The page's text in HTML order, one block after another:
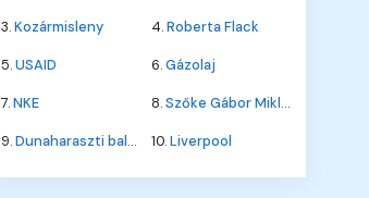
3.Kozármisleny 4.Roberta Flack
5.USAID 6.Gázolaj
7.NKE 8.Szőke Gábor Miklós
9.Dunaharaszti baleset 10.Liverpool